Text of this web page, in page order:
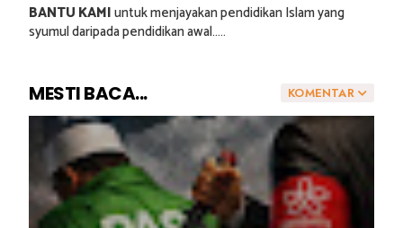
BANTU KAMIuntuk menjayakan pendidikan Islam yang
syumul daripada pendidikan awal.....
KOMENTAR
MESTI BACA...